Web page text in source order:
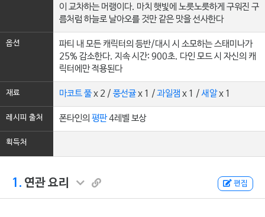
이 교차하는 머랭이다. 마치 햇빛에 노릇노릇하게 구워진 구
름처럼 하늘로 날아오를 것만 같은 맛을 선사한다
옵션
파티 내 모든 캐릭터의 등반/대시 시 소모하는 스태미나가
25% 감소한다. 지속 시간: 900초. 다인 모드 시 자신의 캐
릭터에만 적용된다
재료 마코트 풀x 2 / 풍선귤x 1 /과일잼 x 1 /새알x 1
레시피 출처 폰타인의 평판4레벨 보상
획득처
1. 연관 요리 편집